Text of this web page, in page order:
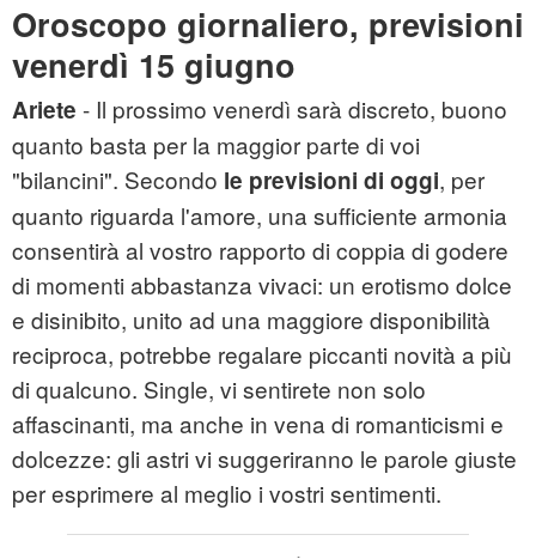
Oroscopo giornaliero, previsioni
venerdì 15 giugno
Ariete - Il prossimo venerdì sarà discreto, buono
quanto basta per la maggior parte di voi
"bilancini". Secondo le previsioni di oggi, per
quanto riguarda l'amore, una sufficiente armonia
consentirà al vostro rapporto di coppia di godere
di momenti abbastanza vivaci: un erotismo dolce
e disinibito, unito ad una maggiore disponibilità
reciproca, potrebbe regalare piccanti novità a più
di qualcuno. Single, vi sentirete non solo
affascinanti, ma anche in vena di romanticismi e
dolcezze: gli astri vi suggeriranno le parole giuste
per esprimere al meglio i vostri sentimenti.